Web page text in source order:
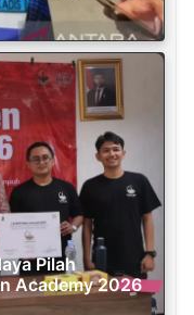
Pilah
Academy 2026